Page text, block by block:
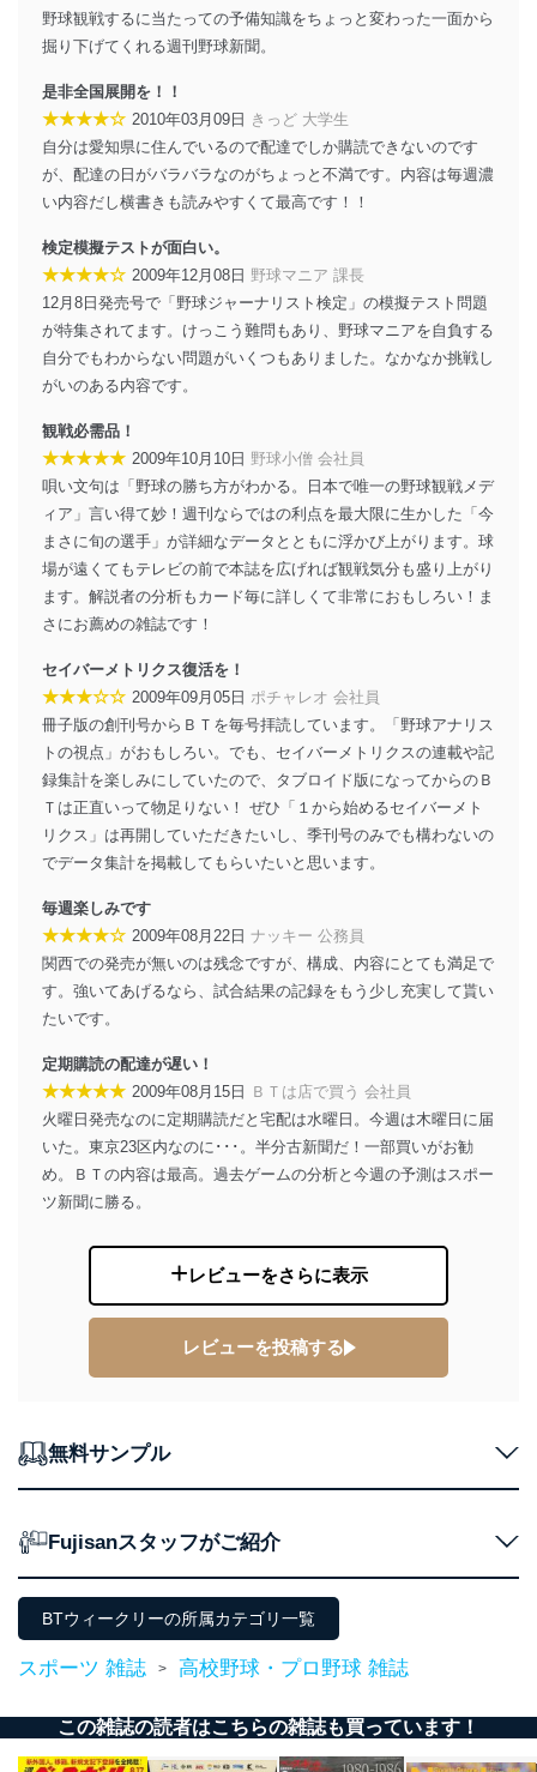
野球観戦するに当たっての予備知識をちょっと変わった一面から
掘り下げてくれる週刊野球新聞。
是非全国展開を！！
★★★★☆ 2010年03月09日 きっど 大学生
自分は愛知県に住んでいるので配達でしか購読できないのです
が、配達の日がバラバラなのがちょっと不満です。内容は毎週濃
い内容だし横書きも読みやすくて最高です！！
検定模擬テストが面白い。
★★★★☆ 2009年12月08日 野球マニア 課長
12月8日発売号で「野球ジャーナリスト検定」の模擬テスト問題
が特集されてます。けっこう難問もあり、野球マニアを自負する
自分でもわからない問題がいくつもありました。なかなか挑戦し
がいのある内容です。
観戦必需品！
★★★★★ 2009年10月10日 野球小僧 会社員
唄い文句は「野球の勝ち方がわかる。日本で唯一の野球観戦メデ
ィア」言い得て妙！週刊ならではの利点を最大限に生かした「今
まさに旬の選手」が詳細なデータとともに浮かび上がります。球
場が遠くてもテレビの前で本誌を広げれば観戦気分も盛り上がり
ます。解説者の分析もカード毎に詳しくて非常におもしろい！ま
さにお薦めの雑誌です！
セイバーメトリクス復活を！
★★★☆☆ 2009年09月05日 ポチャレオ 会社員
冊子版の創刊号からＢＴを毎号拝読しています。「野球アナリス
トの視点」がおもしろい。でも、セイバーメトリクスの連載や記
録集計を楽しみにしていたので、タブロイド版になってからのＢ
Ｔは正直いって物足りない！ ぜひ「１から始めるセイバーメト
リクス」は再開していただきたいし、季刊号のみでも構わないの
でデータ集計を掲載してもらいたいと思います。
毎週楽しみです
★★★★☆ 2009年08月22日 ナッキー 公務員
関西での発売が無いのは残念ですが、構成、内容にとても満足で
す。強いてあげるなら、試合結果の記録をもう少し充実して貰い
たいです。
定期購読の配達が遅い！
★★★★★ 2009年08月15日 ＢＴは店で買う 会社員
火曜日発売なのに定期購読だと宅配は水曜日。今週は木曜日に届
いた。東京23区内なのに･･･。半分古新聞だ！一部買いがお勧
め。ＢＴの内容は最高。過去ゲームの分析と今週の予測はスポー
ツ新聞に勝る。
レビューをさらに表示
レビューを投稿する
無料サンプル
Fujisanスタッフがご紹介
BTウィークリーの所属カテゴリ一覧
スポーツ 雑誌 > 高校野球・プロ野球 雑誌
この雑誌の読者はこちらの雑誌も買っています！